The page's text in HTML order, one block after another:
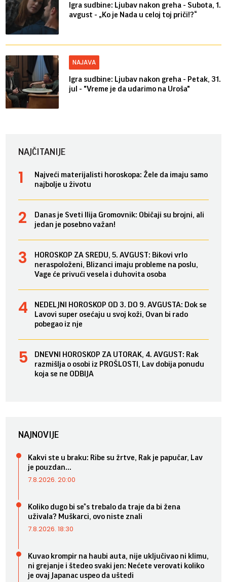
Igra sudbine: Ljubav nakon greha - Subota, 1.
avgust - „Ko je Nada u celoj toj priči!?“
NAJAVA
Igra sudbine: Ljubav nakon greha - Petak, 31.
jul - "Vreme je da udarimo na Uroša"
NAJČITANIJE
Najveći materijalisti horoskopa: Žele da imaju samo
najbolje u životu
Danas je Sveti Ilija Gromovnik: Običaji su brojni, ali
jedan je posebno važan!
HOROSKOP ZA SREDU, 5. AVGUST: Bikovi vrlo
neraspoloženi, Blizanci imaju probleme na poslu,
Vage će privući vesela i duhovita osoba
NEDELJNI HOROSKOP OD 3. DO 9. AVGUSTA: Dok se
Lavovi super osećaju u svoj koži, Ovan bi rado
pobegao iz nje
DNEVNI HOROSKOP ZA UTORAK, 4. AVGUST: Rak
razmišlja o osobi iz PROŠLOSTI, Lav dobija ponudu
koja se ne ODBIJA
NAJNOVIJE
Kakvi ste u braku: Ribe su žrtve, Rak je papučar, Lav
je pouzdan...
7.8.2026. 20:00
Koliko dugo bi se*s trebalo da traje da bi žena
uživala? Muškarci, ovo niste znali
7.8.2026. 18:30
Kuvao krompir na haubi auta, nije uključivao ni klimu,
ni grejanje i štedeo svaki jen: Nećete verovati koliko
je ovaj Japanac uspeo da uštedi